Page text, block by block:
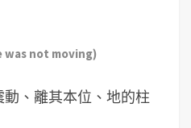
was not moving)
動、離其本位、地的柱